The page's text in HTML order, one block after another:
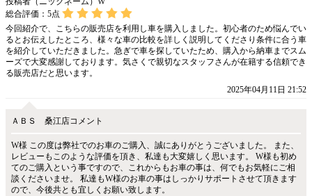
総合評価： 5点
今回紹介で、こちらの販売店を利用し車を購入しました。初心者のため悩んでい
るとお伝えしたところ、様々な車の比較を詳しく説明してくださり条件に合う車
を紹介していただきました。急ぎで車を探していたため、購入から納車までスム
ーズで大変感謝しております。気さくで親切なスタッフさんが在籍する信頼でき
る販売店だと思います。
2025年04月11日 21:52
ＡＢＳ 桑江店コメント
W様 この度は弊社でのお車のご購入、誠にありがとうございました。 また、
レビューもこのような評価を頂き、私達も大変嬉しく思います。 W様も初め
てのご購入という事ですので、これからもお車の事は、何でもお気軽にご相
談くださいませ。 私達もW様のお車の事はしっかりサポートさせて頂きます
ので、今後共とも宜しくお願い致します。